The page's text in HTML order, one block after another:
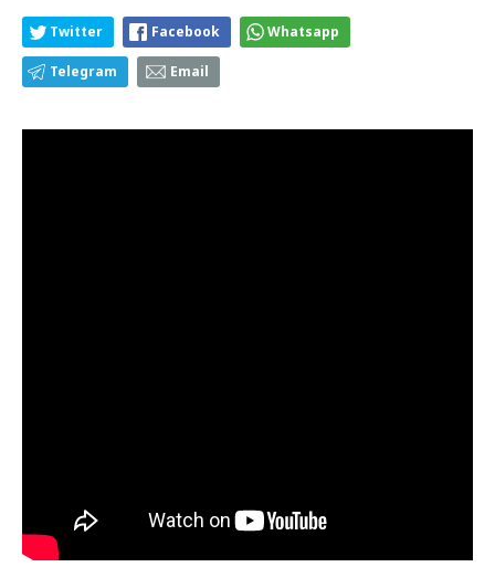
Twitter Facebook Whatsapp
Telegram Email